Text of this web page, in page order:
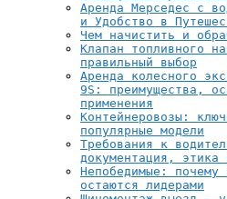
Аренда Мерседес с
и Удобство в
Чем начистить и
Клапан топливного
правильный выбор
Аренда колесного
9S: преимущества,
применения
Контейнеровозы:
популярные модели
Требования к
документация, этика
Непобедимые: почему
остаются лидерами